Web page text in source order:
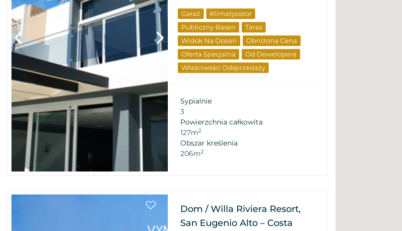
Garaż
Klimatyzator
Publiczny Basen
Taras
Widok Na Ocean
Obniżona Cena
Oferta Specjalna
Od Dewelopera
Właściwości Odsprzedaży
Sypialnie
3
Powierzchnia całkowita
127m2
Obszar kreślenia
206m2
Dom / Willa Riviera Resort,
San Eugenio Alto – Costa